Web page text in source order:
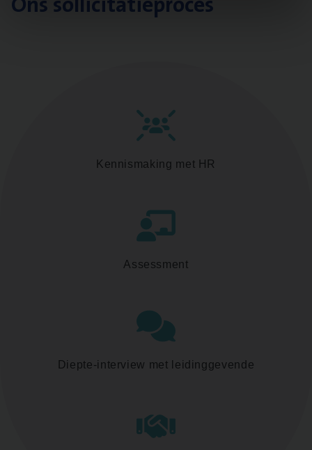
Kennismaking met HR
Assessment
Diepte-interview met leidinggevende